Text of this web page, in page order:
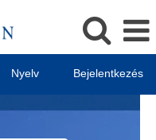
Nyelv Bejelentkezés